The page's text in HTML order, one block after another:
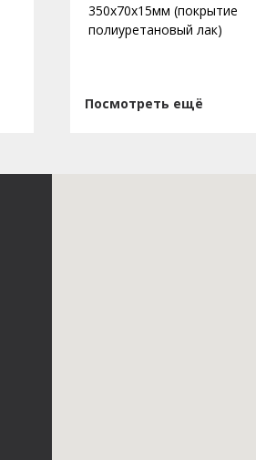
350х70х15мм (покрытие
полиуретановый лак)
Посмотреть ещё